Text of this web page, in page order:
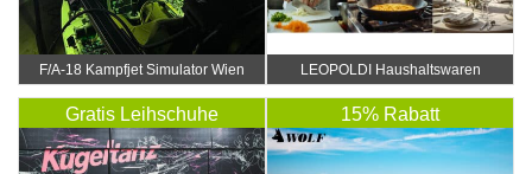
F/A-18 Kampfjet Simulator Wien LEOPOLDI Haushaltswaren
Gratis Leihschuhe 15% Rabatt